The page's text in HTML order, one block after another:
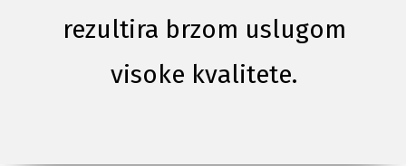
rezultira brzom uslugom
visoke kvalitete.